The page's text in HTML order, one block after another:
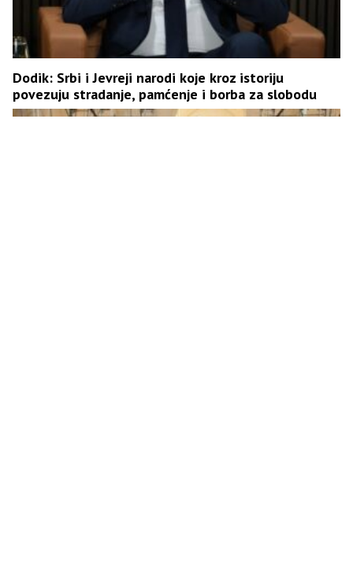
Dodik: Srbi i Јevreji narodi koje kroz istoriju
povezuju stradanje, pamćenje i borba za slobodu